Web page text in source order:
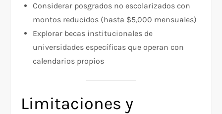
Considerar posgrados no escolarizados con
montos reducidos (hasta $5,000 mensuales)​
Explorar becas institucionales de
universidades específicas que operan con
calendarios propios​
Limitaciones y